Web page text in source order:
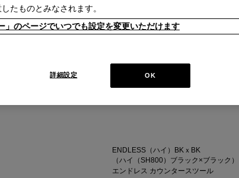
ウォック 535 カウンタースウィベルチ
【在庫品】
ENDLESS（ハイ）BKｘBK
（ハイ（SH800）ブラック×ブラック）
エンドレス カウンタースツール
たものとみなされます。
」のページでいつでも設定を変更いただけます
OK
詳細設定